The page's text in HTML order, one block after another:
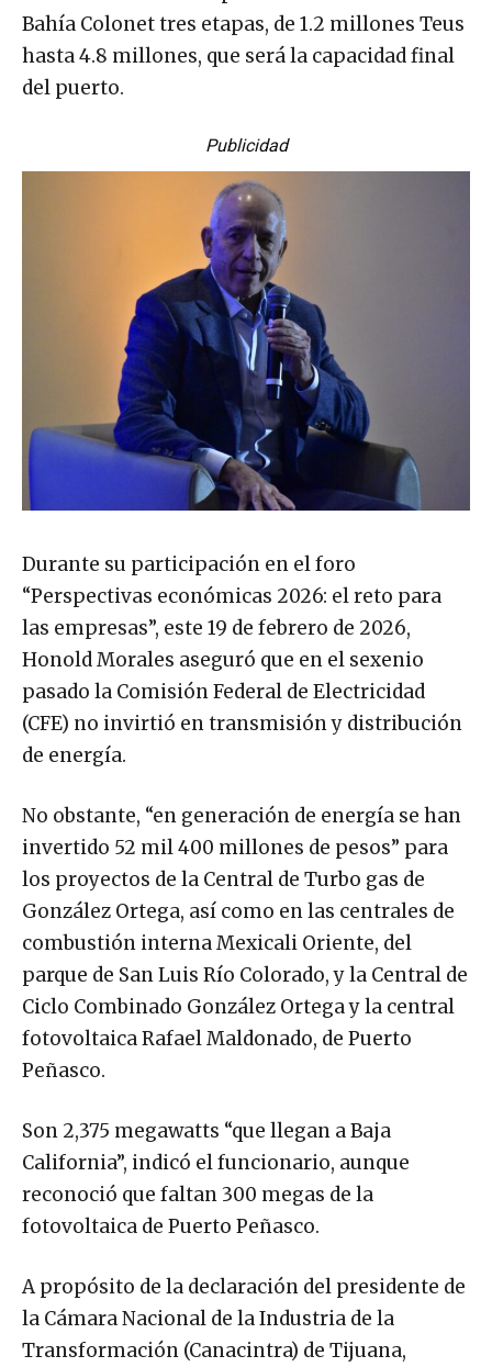
Bahía Colonet tres etapas, de 1.2 millones Teus
hasta 4.8 millones, que será la capacidad final
del puerto.
Publicidad
Durante su participación en el foro
“Perspectivas económicas 2026: el reto para
las empresas”, este 19 de febrero de 2026,
Honold Morales aseguró que en el sexenio
pasado la Comisión Federal de Electricidad
(CFE) no invirtió en transmisión y distribución
de energía.
No obstante, “en generación de energía se han
invertido 52 mil 400 millones de pesos” para
los proyectos de la Central de Turbo gas de
González Ortega, así como en las centrales de
combustión interna Mexicali Oriente, del
parque de San Luis Río Colorado, y la Central de
Ciclo Combinado González Ortega y la central
fotovoltaica Rafael Maldonado, de Puerto
Peñasco.
Son 2,375 megawatts “que llegan a Baja
California”, indicó el funcionario, aunque
reconoció que faltan 300 megas de la
fotovoltaica de Puerto Peñasco.
A propósito de la declaración del presidente de
la Cámara Nacional de la Industria de la
Transformación (Canacintra) de Tijuana,